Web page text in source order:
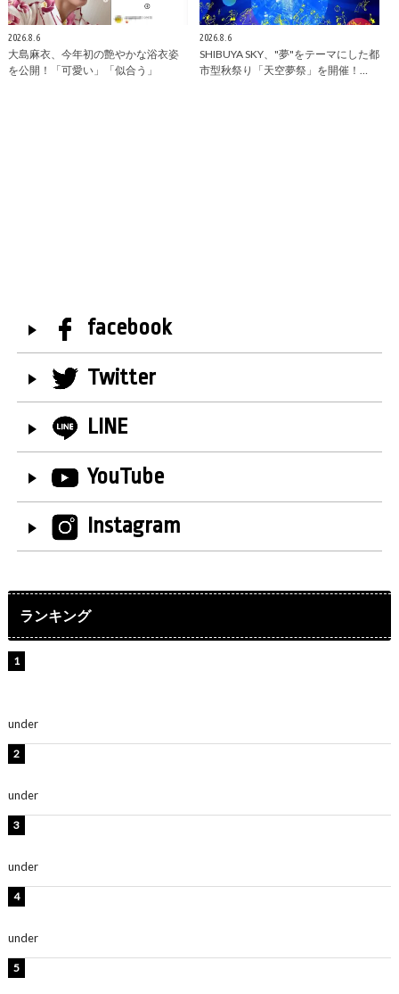
2026.8.6
大島麻衣、今年初の艶やかな浴衣姿
を公開！「可愛い」「似合う」
2026.8.6
SHIBUYA SKY、"夢"をテーマにした都
市型秋祭り「天空夢祭」を開催！…
facebook
Twitter
LINE
YouTube
Instagram
ランキング
under
under
under
under